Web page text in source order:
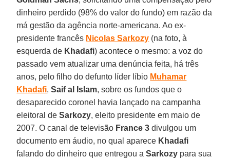
dinheiro perdido (98% do valor do fundo) em razão da
má gestão da agência norte-americana. Ao ex-
presidente francês Nicolas Sarkozy (na foto, à
esquerda de Khadafi) acontece o mesmo: a voz do
passado vem atualizar uma denúncia feita, há três
anos, pelo filho do defunto líder líbio Muhamar
Khadafi,Saif al Islam, sobre os fundos que o
desaparecido coronel havia lançado na campanha
eleitoral deSarkozy, eleito presidente em maio de
2007. O canal de televisão France 3 divulgou um
documento em áudio, no qual aparece Khadafi
falando do dinheiro que entregou aSarkozy para sua